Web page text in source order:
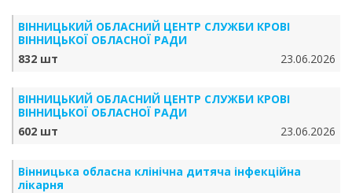
ВІННИЦЬКИЙ ОБЛАСНИЙ ЦЕНТР СЛУЖБИ КРОВІ
ВІННИЦЬКОЇ ОБЛАСНОЇ РАДИ
832 шт
23.06.2026
ВІННИЦЬКИЙ ОБЛАСНИЙ ЦЕНТР СЛУЖБИ КРОВІ
ВІННИЦЬКОЇ ОБЛАСНОЇ РАДИ
602 шт
23.06.2026
Вінницька обласна клінічна дитяча інфекційна
лікарня